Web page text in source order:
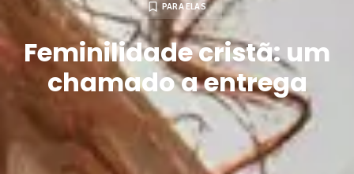
PARA ELAS
Feminilidade cristã: um
chamado a entrega